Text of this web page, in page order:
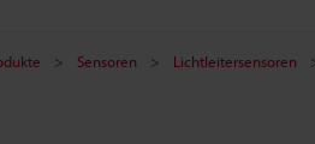
Sensoren Lichtleitersensoren